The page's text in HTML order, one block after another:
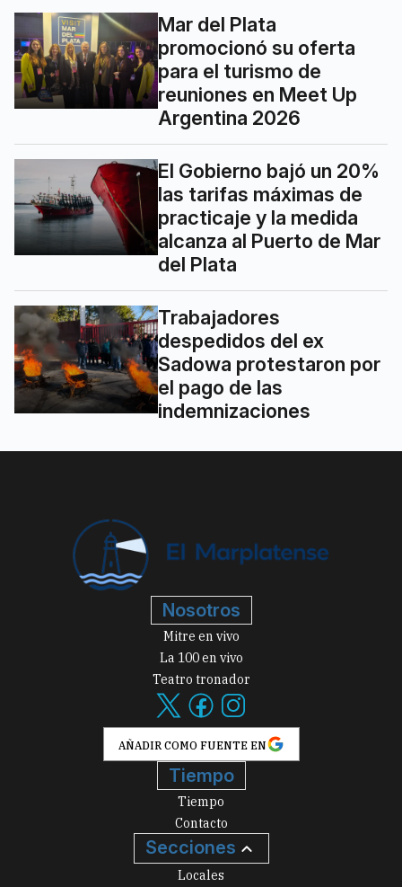
Mar del Plata
promocionó su oferta
para el turismo de
reuniones en Meet Up
Argentina 2026
El Gobierno bajó un 20%
las tarifas máximas de
practicaje y la medida
alcanza al Puerto de Mar
del Plata
Trabajadores
despedidos del ex
Sadowa protestaron por
el pago de las
indemnizaciones
Nosotros
Mitre en vivo
La 100 en vivo
Teatro tronador
AÑADIR COMO FUENTE EN
Tiempo
Tiempo
Contacto
Secciones
Locales